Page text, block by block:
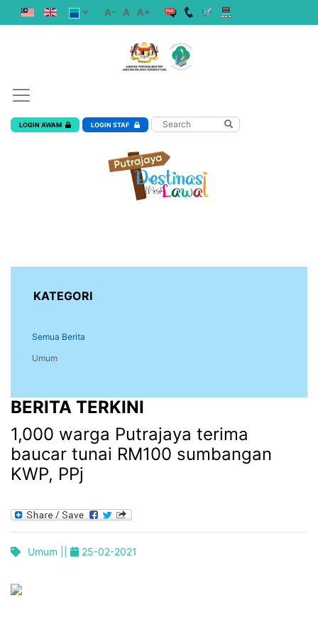
A- A A+
LOGIN AWAM LOGIN STAF
KATEGORI
Semua Berita
Umum
BERITA TERKINI
1,000 warga Putrajaya terima
baucar tunai RM100 sumbangan
KWP, PPj
Umum || 25-02-2021